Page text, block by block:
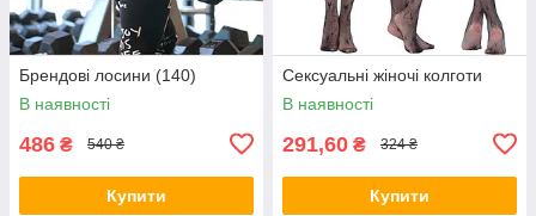
Брендові лосини (140)
В наявності
486 ₴ 540 ₴
Купити
Сексуальні жіночі колготи
В наявності
291,60 ₴ 324 ₴
Купити